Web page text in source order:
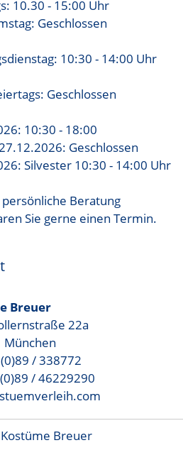
10.30 - 15:00 Uhr
Geschlossen
10:30 - 14:00 Uhr
Geschlossen
10:30 - 18:00
Geschlossen
Silvester 10:30 - 14:00 Uhr
Beratung
Sie gerne einen Termin.
Breuer
22a
München
/ 338772
/ 46229290
Breuer